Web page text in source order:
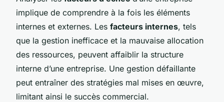
implique de comprendre à la fois les éléments
internes et externes. Les facteurs internes, tels
que la gestion inefficace et la mauvaise allocation
des ressources, peuvent affaiblir la structure
interne d’une entreprise. Une gestion défaillante
peut entraîner des stratégies mal mises en œuvre,
limitant ainsi le succès commercial.